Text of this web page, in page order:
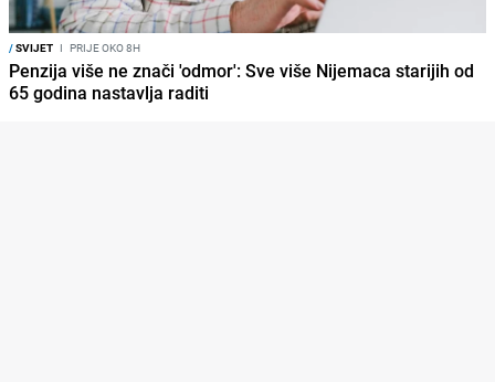
/SVIJET I PRIJE OKO 8H
Penzija više ne znači 'odmor': Sve više Nijemaca starijih od
65 godina nastavlja raditi